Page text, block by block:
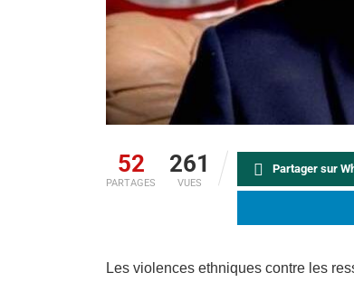
52
PARTAGES
261
VUES
Partager sur
Les violences ethniques contre les